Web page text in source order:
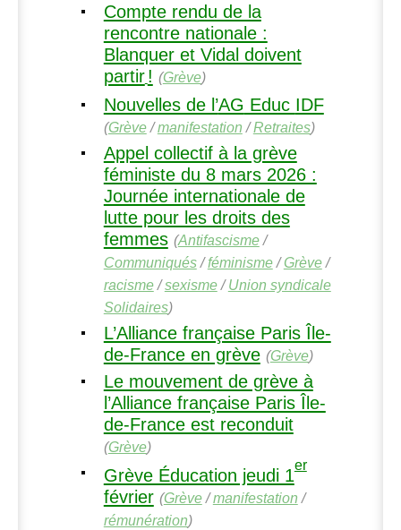
Compte rendu de la
rencontre nationale :
Blanquer et Vidal doivent
partir! (Grève)
Nouvelles de l’AG Educ IDF
(Grève/manifestation /Retraites)
Appel collectif à la grève
féministe du 8 mars 2026 :
Journée internationale de
lutte pour les droits des
femmes (Antifascisme/
Communiqués/féminisme/Grève/
racisme/sexisme/Union syndicale
Solidaires)
L’Alliance française Paris Île-
de-France en grève (Grève)
Le mouvement de grève à
l’Alliance française Paris Île-
de-France est reconduit
(Grève)
Grève Éducation jeudi 1
er
février (Grève/manifestation /
rémunération)